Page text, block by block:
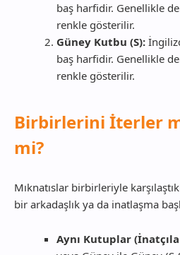
baş harfidir. Genellikle
renkle gösterilir.
Güney Kutbu (S):
baş harfidir. Genellikle
renkle gösterilir.
Birbirlerini İterler
mi?
Mıknatıslar birbirleriyle
bir arkadaşlık ya da inatlaşma
Aynı Kutuplar